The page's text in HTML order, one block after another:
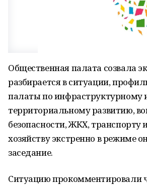
Общественная палата созвала
разбирается в ситуации,
палаты по инфраструктурному
территориальному развитию,
безопасности, ЖКХ,
хозяйству экстренно в режиме
заседание.
Ситуацию прокомментировали